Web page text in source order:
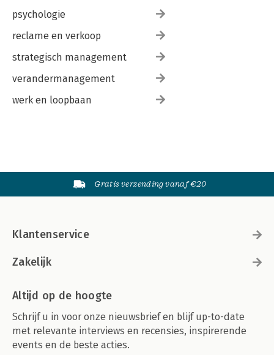
psychologie
reclame en verkoop
strategisch management
verandermanagement
werk en loopbaan
Gratis verzending vanaf €20
Klantenservice
Zakelijk
Altijd op de hoogte
Schrijf u in voor onze nieuwsbrief en blijf up-to-date
met relevante interviews en recensies, inspirerende
events en de beste acties.